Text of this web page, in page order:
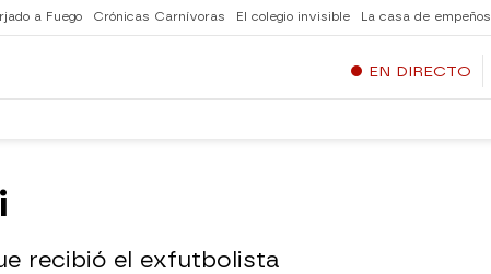
a Fuego Crónicas Carnívoras El colegio invisible La casa de empeños
EN DIRECTO
recibió el exfutbolista